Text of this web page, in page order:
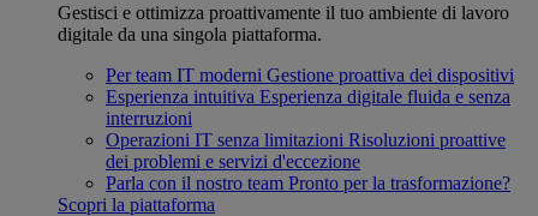
Gestisci e ottimizza proattivamente il tuo ambiente di lavoro
digitale da una singola piattaforma.
Per team IT moderni Gestione proattiva dei dispositivi
Esperienza intuitiva Esperienza digitale fluida e senza
interruzioni
Operazioni IT senza limitazioni Risoluzioni proattive
dei problemi e servizi d'eccezione
Parla con il nostro team Pronto per la trasformazione?
Scopri la piattaforma